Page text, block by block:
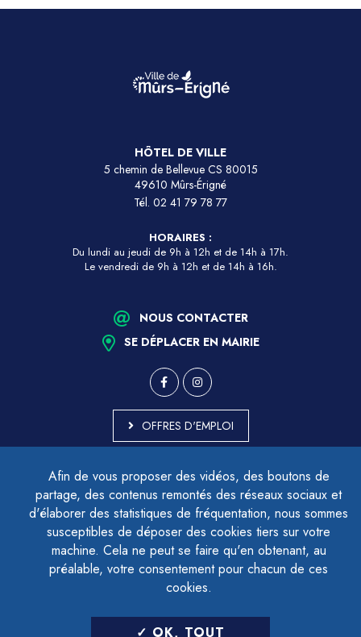
Afin de vous proposer des vidéos, des boutons de
partage, des contenus remontés des réseaux sociaux et
d'élaborer des statistiques de fréquentation, nous sommes
susceptibles de déposer des cookies tiers sur votre
machine. Cela ne peut se faire qu'en obtenant, au
préalable, votre consentement pour chacun de ces
cookies.
OK, TOUT
HÔTEL DE VILLE
5 chemin de Bellevue CS 80015
49610 Mûrs-Érigné
Tél. 02 41 79 78 77
HORAIRES :
Du lundi au jeudi de 9h à 12h et de 14h à 17h.
Le vendredi de 9h à 12h et de 14h à 16h.
NOUS CONTACTER
SE DÉPLACER EN MAIRIE
OFFRES D'EMPLOI
ACCESSIBILITÉ - PARTIELLEMENT CONFORME
PLAN DU SITE
MENTIONS LÉGALES
CONTACTER LE DÉLÉGUÉ À LA PROTECTION DES DONNÉES
GESTION DES COOKIES
LETTRE D'INFORMATION